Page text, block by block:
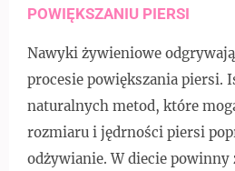
POWIĘKSZANIU PIERSI
Nawyki żywieniowe
procesie powiększania piersi.
naturalnych metod, które
rozmiaru i jędrności piersi
odżywianie. W diecie powinny